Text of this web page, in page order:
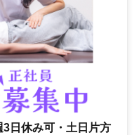
日休み可・土日片方